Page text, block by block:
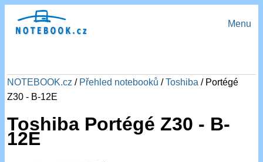
Menu
NOTEBOOK.cz / Přehled notebooků /Toshiba / Portégé
Z30 - B-12E
Toshiba Portégé Z30 - B-
12E